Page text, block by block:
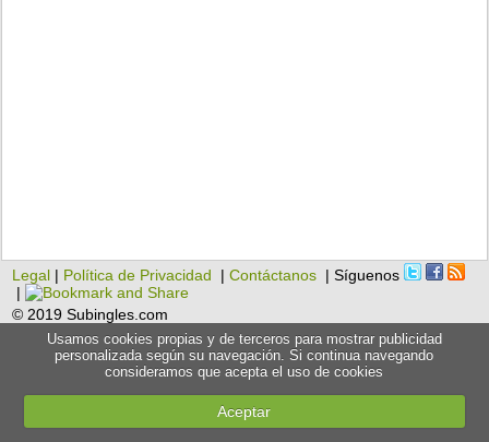
Legal | Política de Privacidad |Contáctanos | Síguenos
|
© 2019 Subingles.com
Usamos cookies propias y de terceros para mostrar publicidad
personalizada según su navegación. Si continua navegando
consideramos que acepta el uso de cookies
Aceptar